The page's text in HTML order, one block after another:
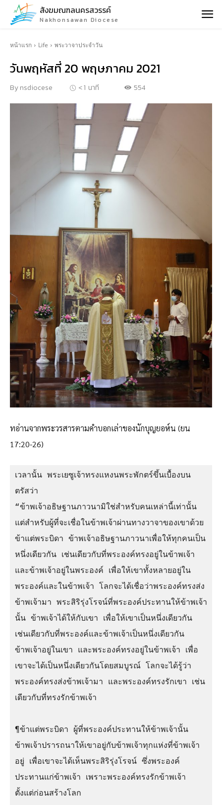
สังฆมณฑลนครสวรรค์
Nakhonsawan Diocese
หน้าแรก Life พระวาจาประจำวัน
วันพฤหัสที่ 20 พฤษภาคม 2021
Bynsdiocese < 1 นาที 554
ทอ่านจากพระวรสารตามคำบอกเล่าของนักบุญยอห์น (ยน
17:20-26)
เวลานั้น พระเยซูเจ้าทรงแหงนพระพักตร์ขึ้นเบื้องบน
ตรัสว่า
“ข้าพเจ้าอธิษฐานภาวนามิใช่สำหรับคนเหล่านี้เท่านั้น
แต่สำหรับผู้ที่จะเชื่อในข้าพเจ้าผ่านทางวาจาของเขาด้วย
ข้าแต่พระบิดา ข้าพเจ้าอธิษฐานภาวนาเพื่อให้ทุกคนเป็น
หนึ่งเดียวกัน เช่นเดียวกับที่พระองค์ทรงอยู่ในข้าพเจ้า
และข้าพเจ้าอยู่ในพระองค์ เพื่อให้เขาทั้งหลายอยู่ใน
พระองค์และในข้าพเจ้า โลกจะได้เชื่อว่าพระองค์ทรงส่ง
ข้าพเจ้ามา พระสิริรุ่งโรจน์ที่พระองค์ประทานให้ข้าพเจ้า
นั้น ข้าพเจ้าได้ให้กับเขา เพื่อให้เขาเป็นหนึ่งเดียวกัน
เช่นเดียวกับที่พระองค์และข้าพเจ้าเป็นหนึ่งเดียวกัน
ข้าพเจ้าอยู่ในเขา และพระองค์ทรงอยู่ในข้าพเจ้า เพื่อ
เขาจะได้เป็นหนึ่งเดียวกันโดยสมบูรณ์ โลกจะได้รู้ว่า
พระองค์ทรงส่งข้าพเจ้ามา และพระองค์ทรงรักเขา เช่น
เดียวกับที่ทรงรักข้าพเจ้า
¶ข้าแต่พระบิดา ผู้ที่พระองค์ประทานให้ข้าพเจ้านั้น
ข้าพเจ้าปรารถนาให้เขาอยู่กับข้าพเจ้าทุกแห่งที่ข้าพเจ้า
อยู่ เพื่อเขาจะได้เห็นพระสิริรุ่งโรจน์ ซึ่งพระองค์
ประทานแก่ข้าพเจ้า เพราะพระองค์ทรงรักข้าพเจ้า
ตั้งแต่ก่อนสร้างโลก